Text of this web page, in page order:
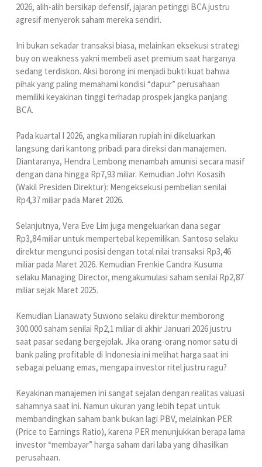
2026, alih-alih bersikap defensif, jajaran petinggi BCA justru
agresif menyerok saham mereka sendiri.
Ini bukan sekadar transaksi biasa, melainkan eksekusi strategi
buy on weakness yakni membeli aset premium saat harganya
sedang terdiskon. Aksi borong ini menjadi bukti kuat bahwa
pihak yang paling memahami kondisi “dapur” perusahaan
memiliki keyakinan tinggi terhadap prospek jangka panjang
BCA.
Pada kuartal I 2026, angka miliaran rupiah ini dikeluarkan
langsung dari kantong pribadi para direksi dan manajemen.
Diantaranya, Hendra Lembong menambah amunisi secara masif
dengan dana hingga Rp7,93 miliar. Kemudian John Kosasih
(Wakil Presiden Direktur): Mengeksekusi pembelian senilai
Rp4,37 miliar pada Maret 2026.
Selanjutnya, Vera Eve Lim juga mengeluarkan dana segar
Rp3,84 miliar untuk mempertebal kepemilikan. Santoso selaku
direktur mengunci posisi dengan total nilai transaksi Rp3,46
miliar pada Maret 2026. Kemudian Frenkie Candra Kusuma
selaku Managing Director, mengakumulasi saham senilai Rp2,87
miliar sejak Maret 2025.
Kemudian Lianawaty Suwono selaku direktur memborong
300.000 saham senilai Rp2,1 miliar di akhir Januari 2026 justru
saat pasar sedang bergejolak. Jika orang-orang nomor satu di
bank paling profitable di Indonesia ini melihat harga saat ini
sebagai peluang emas, mengapa investor ritel justru ragu?
Keyakinan manajemen ini sangat sejalan dengan realitas valuasi
sahamnya saat ini. Namun ukuran yang lebih tepat untuk
membandingkan saham bank bukan lagi PBV, melainkan PER
(Price to Earnings Ratio), karena PER menunjukkan berapa lama
investor “membayar” harga saham dari laba yang dihasilkan
perusahaan.